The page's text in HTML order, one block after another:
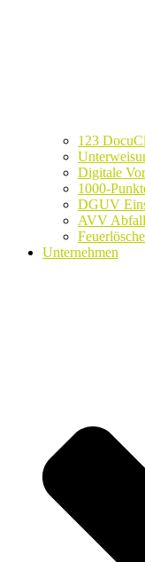
123
Digitale
1000-
DGUV
AVV
Unternehmen